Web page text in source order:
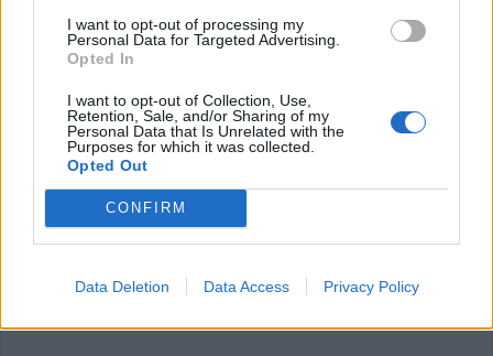
I want to opt-out of processing my
Personal Data for Targeted Advertising.
Opted In
I want to opt-out of Collection, Use,
Retention, Sale, and/or Sharing of my
Personal Data that Is Unrelated with the
Purposes for which it was collected.
Opted Out
CONFIRM
Data Deletion Data Access Privacy Policy
ADV